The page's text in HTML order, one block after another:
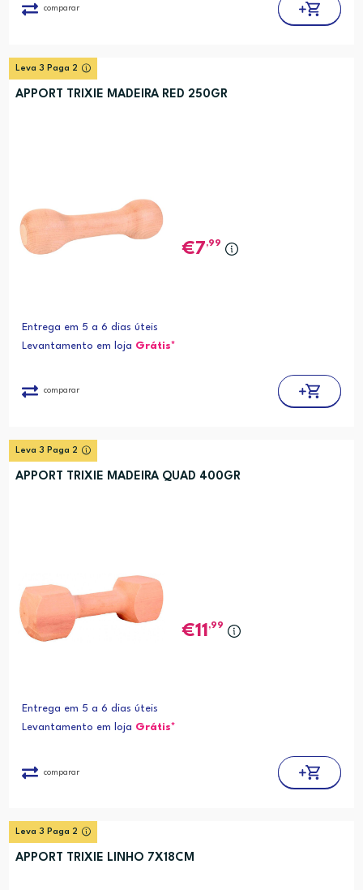
comparar
Leva 3 Paga 2
APPORT TRIXIE MADEIRA RED 250GR
7,99
Entrega em 5 a 6 dias úteis
Levantamento em loja Grátis*
comparar
Leva 3 Paga 2
APPORT TRIXIE MADEIRA QUAD 400GR
11 ,99
Entrega em 5 a 6 dias úteis
Levantamento em loja Grátis*
comparar
Leva 3 Paga 2
APPORT TRIXIE LINHO 7X18CM